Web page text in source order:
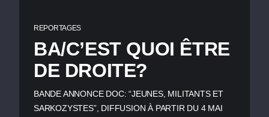
REPORTAGES
BA/C’EST QUOI ÊTRE
DE DROITE?
BANDE ANNONCE DOC: “JEUNES, MILITANTS ET
SARKOZYSTES”, DIFFUSION À PARTIR DU 4 MAI